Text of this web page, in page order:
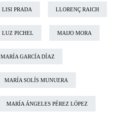
LISI PRADA LLORENÇ RAICH
LUZ PICHEL MAIJO MORA
MARÍA GARCÍA DÍAZ
MARÍA SOLÍS MUNUERA
MARÍA ÁNGELES PÉREZ LÓPEZ